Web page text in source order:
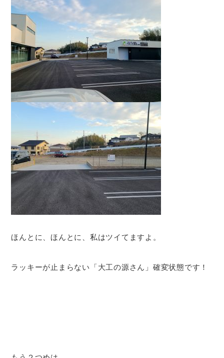
ほんとに、ほんとに、私はツイてますよ。
ラッキーが止まらない「大工の源さん」確変状態です！